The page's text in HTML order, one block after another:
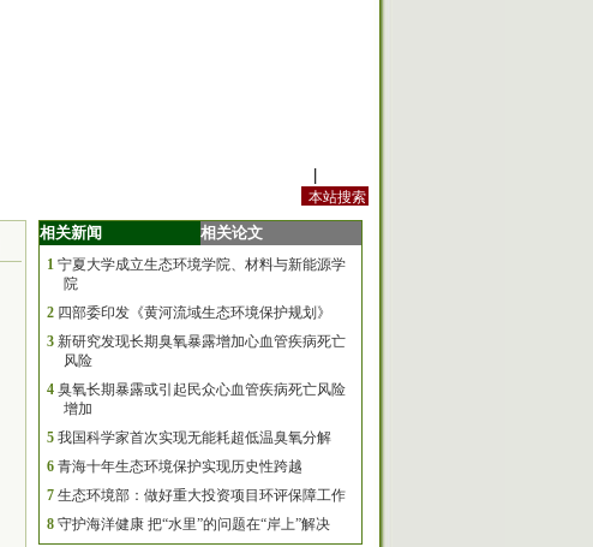
相关新闻 相关论文
1 宁夏大学成立生态环境学院、材料与新能源学
院
2 四部委印发《黄河流域生态环境保护规划》
3 新研究发现长期臭氧暴露增加心血管疾病死亡
风险
4 臭氧长期暴露或引起民众心血管疾病死亡风险
增加
5 我国科学家首次实现无能耗超低温臭氧分解
6 青海十年生态环境保护实现历史性跨越
7 生态环境部：做好重大投资项目环评保障工作
8 守护海洋健康 把“水里”的问题在“岸上”解决